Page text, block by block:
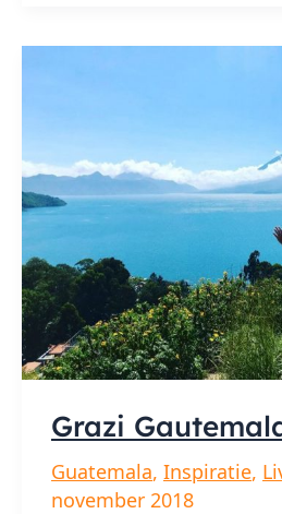
Grazi
Guatemala, Inspiratie,
november 2018